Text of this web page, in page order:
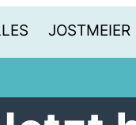
JOSTMEIER